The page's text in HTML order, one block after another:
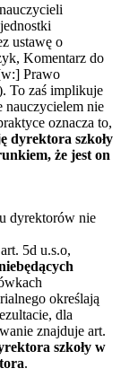
ustawę o
Komentarz do
Prawo
To zaś implikuje
nauczycielem nie
oznacza to,
dyrektora szkoły
że jest on
dyrektorów nie
5d u.s.o,
określają
dla
znajduje art.
szkoły w
.